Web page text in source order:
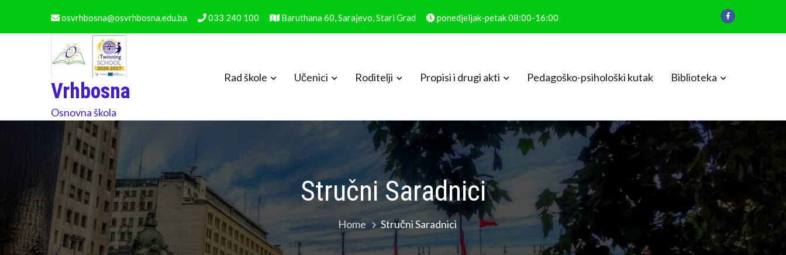
osvrhbosna@osvrhbosna.edu.ba 033 240 100 Baruthana 60, Sarajevo, Stari Grad ponedjeljak-petak 08:00-16:00
Vrhbosna
Osnovna škola
Rad škole Učenici Roditelji Propisi i drugi akti Pedagoško-psihološki kutak Biblioteka
Stručni Saradnici
Home Stručni Saradnici